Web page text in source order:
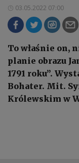
03.05.2022 07:00
To właśnie on,
planie obrazu
1791 roku”.
Bohater. Mit.
Królewskim w